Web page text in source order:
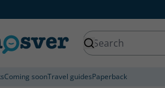
Coming soonTravel guidesPaperback